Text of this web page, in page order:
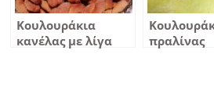
Κουλουράκια
κανέλας με λίγα
πραλίνας